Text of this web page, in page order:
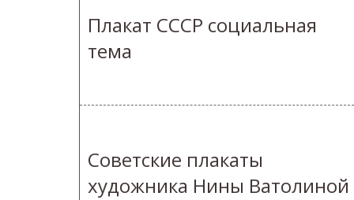
Плакат СССР социальная
тема
Советские плакаты
художника Нины Ватолиной